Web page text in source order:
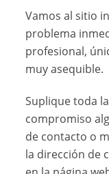
Vamos al sitio
problema
profesional,
muy asequible.
Suplique toda
compromiso
de contacto o
la dirección de